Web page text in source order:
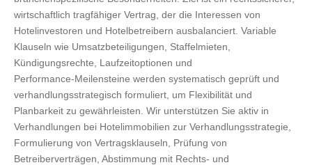
wirtschaftlich tragfähiger Vertrag, der die Interessen von
Hotelinvestoren und Hotelbetreibern ausbalanciert. Variable
Klauseln wie Umsatzbeteiligungen, Staffelmieten,
Kündigungsrechte, Laufzeitoptionen und
Performance‑Meilensteine werden systematisch geprüft und
verhandlungsstrategisch formuliert, um Flexibilität und
Planbarkeit zu gewährleisten. Wir unterstützen Sie aktiv in
Verhandlungen bei Hotelimmobilien zur Verhandlungsstrategie,
Formulierung von Vertragsklauseln, Prüfung von
Betreiberverträgen, Abstimmung mit Rechts‑ und